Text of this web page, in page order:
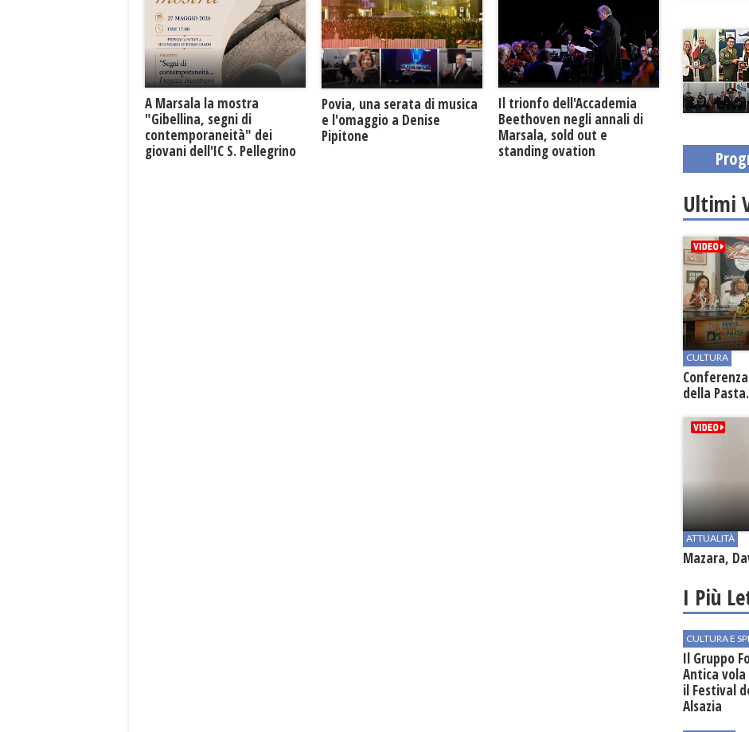
A Marsala la mostra
"Gibellina, segni di
contemporaneità" dei
giovani dell'IC S. Pellegrino
Povia, una serata di musica
e l'omaggio a Denise
Pipitone
Il trionfo dell'Accademia
Beethoven negli annali di
Marsala, sold out e
standing ovation
Ultimi
CULTURA
della
ATTUALITÀ
Mazara,
I Più
CULTURA E
Il Gruppo
Antica
il Festival
Alsazia